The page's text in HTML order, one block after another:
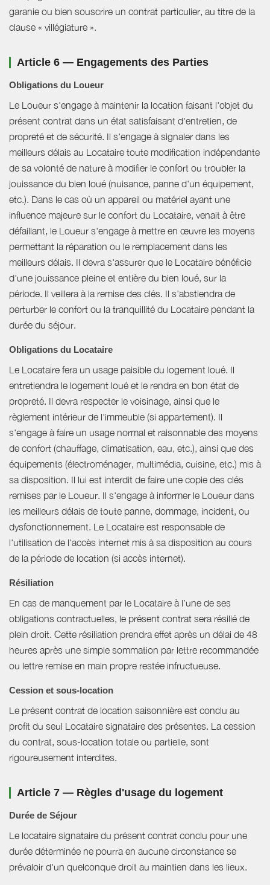
garanie ou bien souscrire un contrat particulier, au titre de la
clause « villégiature ».
Article 6 — Engagements des Parties
Obligations du Loueur
Le Loueur s'engage à maintenir la location faisant l'objet du
présent contrat dans un état satisfaisant d'entretien, de
propreté et de sécurité. Il s'engage à signaler dans les
meilleurs délais au Locataire toute modification indépendante
de sa volonté de nature à modifier le confort ou troubler la
jouissance du bien loué (nuisance, panne d'un équipement,
etc.). Dans le cas où un appareil ou matériel ayant une
influence majeure sur le confort du Locataire, venait à être
défaillant, le Loueur s'engage à mettre en œuvre les moyens
permettant la réparation ou le remplacement dans les
meilleurs délais. Il devra s'assurer que le Locataire bénéficie
d'une jouissance pleine et entière du bien loué, sur la
période. Il veillera à la remise des clés. Il s'abstiendra de
perturber le confort ou la tranquillité du Locataire pendant la
durée du séjour.
Obligations du Locataire
Le Locataire fera un usage paisible du logement loué. Il
entretiendra le logement loué et le rendra en bon état de
propreté. Il devra respecter le voisinage, ainsi que le
règlement intérieur de l'immeuble (si appartement). Il
s'engage à faire un usage normal et raisonnable des moyens
de confort (chauffage, climatisation, eau, etc.), ainsi que des
équipements (électroménager, multimédia, cuisine, etc.) mis à
sa disposition. Il lui est interdit de faire une copie des clés
remises par le Loueur. Il s'engage à informer le Loueur dans
les meilleurs délais de toute panne, dommage, incident, ou
dysfonctionnement. Le Locataire est responsable de
l'utilisation de l'accès internet mis à sa disposition au cours
de la période de location (si accès internet).
Résiliation
En cas de manquement par le Locataire à l’une de ses
obligations contractuelles, le présent contrat sera résilié de
plein droit. Cette résiliation prendra effet après un délai de 48
heures après une simple sommation par lettre recommandée
ou lettre remise en main propre restée infructueuse.
Cession et sous-location
Le présent contrat de location saisonnière est conclu au
profit du seul Locataire signataire des présentes. La cession
du contrat, sous-location totale ou partielle, sont
rigoureusement interdites.
Article 7 — Règles d'usage du logement
Durée de Séjour
Le locataire signataire du présent contrat conclu pour une
durée déterminée ne pourra en aucune circonstance se
prévaloir d'un quelconque droit au maintien dans les lieux.